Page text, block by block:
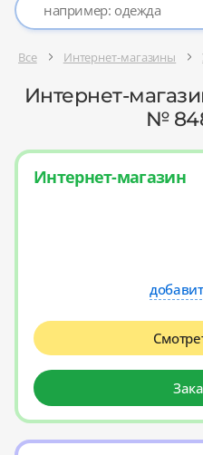
Все Интернет-магазины
Интернет-
№
Интернет-магазин